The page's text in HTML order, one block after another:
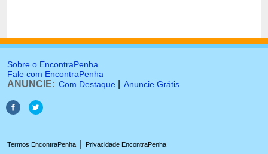
Sobre o EncontraPenha
Fale com EncontraPenha
ANUNCIE: Com Destaque Anuncie Grátis
Termos EncontraPenha Privacidade EncontraPenha